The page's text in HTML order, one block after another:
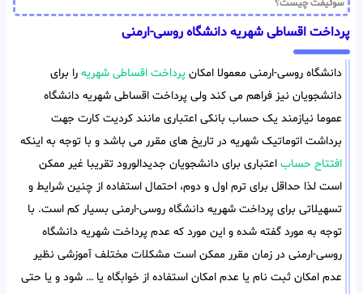
سوئیفت چیست؟
پرداخت اقساطی شهریه دانشگاه روسی-ارمنی
دانشگاه روسی-ارمنی معمولا امکان پرداخت اقساطی شهریه را برای
دانشجویان نیز فراهم می کند ولی پرداخت اقساطی شهریه دانشگاه
عموما نیازمند یک حساب بانکی اعتباری مانند کردیت کارت جهت
برداشت اتوماتیک شهریه در تاریخ های مقرر می باشد و با توجه به اینکه
افتتاح حساب اعتباری برای دانشجویان جدیدالورود تقریبا غیر ممکن
است لذا حداقل برای ترم اول و دوم، احتمال استفاده از چنین شرایط و
تسهیلاتی برای پرداخت شهریه دانشگاه روسی-ارمنی بسیار کم است. با
توجه به مورد گفته شده و این مورد که عدم پرداخت شهریه دانشگاه
روسی-ارمنی در زمان مقرر ممکن است مشکلات مختلف آموزشی نظیر
عدم امکان ثبت نام یا عدم امکان استفاده از خوابگاه یا … شود و یا حتی